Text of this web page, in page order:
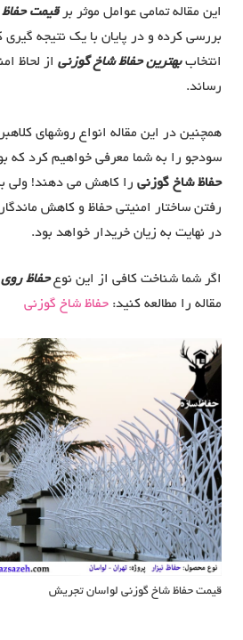
این مقاله تمامی عوامل موثر برقیمت
بررسی کرده و در پایان با یک نتیجه گیری
انتخاببهترین حفاظ شاخ گوزنی از لحاظ
رساند.
همچنین در این مقاله انواع روشهای
سودجو را به شما معرفی خواهیم کرد که
حفاظ شاخ گوزنی را کاهش می دهند! ولی
رفتن ساختار امنیتی حفاظ و کاهش
در نهایت به زیان خریدار خواهد بود.
اگر شما شناخت کافی از این نوعحفاظ روی
مقاله را مطالعه کنید: حفاظ شاخ گوزنی
قیمت حفاظ شاخ گوزنی لواسان تجریش